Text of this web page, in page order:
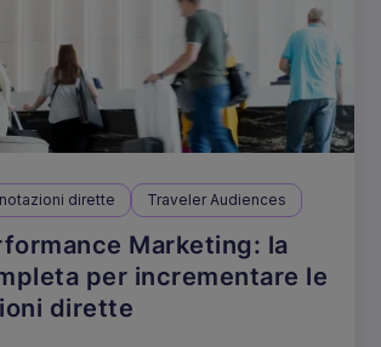
dirette Traveler Audiences
Marketing: la
per incrementare le
dirette